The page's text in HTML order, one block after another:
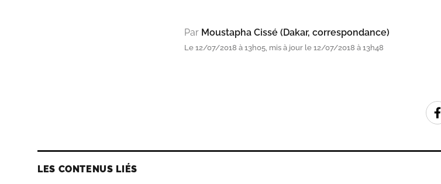
Par Moustapha Cissé (Dakar, correspondance)
Le 12/07/2018 à 13h05, mis à jour le 12/07/2018 à 13h48
LES CONTENUS LIÉS